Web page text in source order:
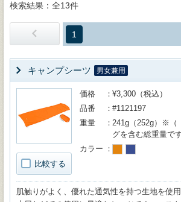
検索結果：全13件
1
キャンプシーツ 男女兼用
比較する
価格
¥3,300（税込）
品番
#1121197
重量
241g（252g）※（
グを含む総重量です
カラー
肌触りがよく、優れた通気性を持つ生地を使